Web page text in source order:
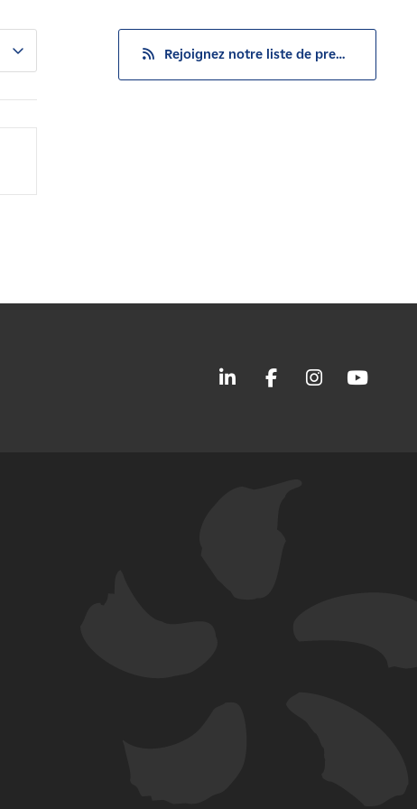
Rejoignez notre liste de presse